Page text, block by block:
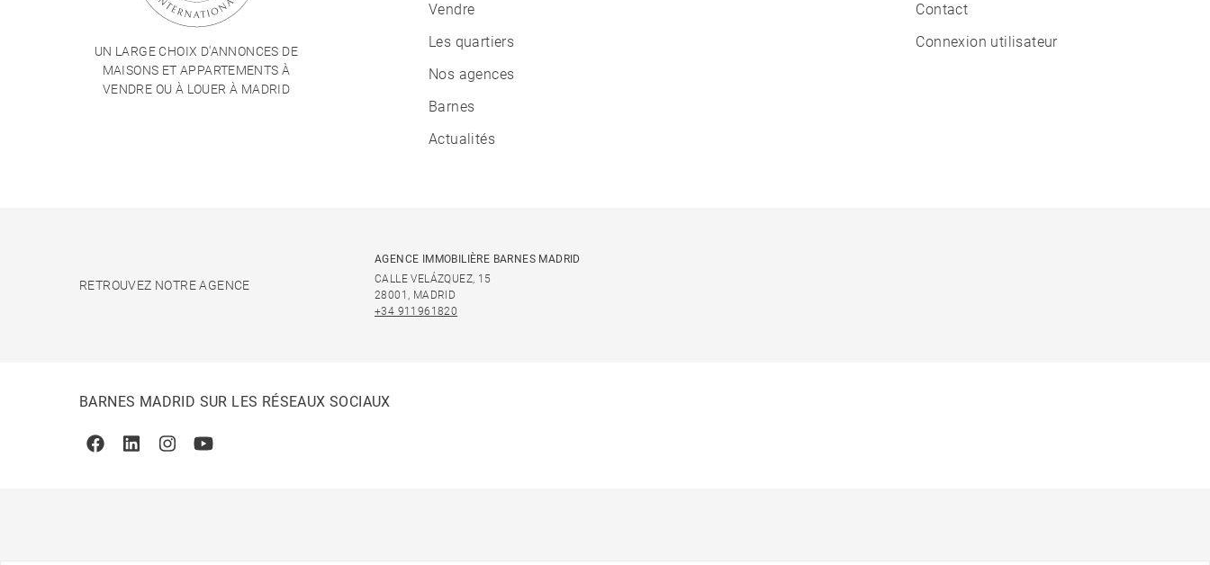
UN LARGE CHOIX D'ANNONCES DE
MAISONS ET APPARTEMENTS À
VENDRE OU À LOUER À MADRID
Vendre
Les quartiers
Nos agences
Barnes
Actualités
Contact
Connexion utilisateur
RETROUVEZ NOTRE AGENCE
AGENCE IMMOBILIÈRE BARNES MADRID
CALLE VELÁZQUEZ, 15
28001, MADRID
+34 911961820
BARNES MADRID SUR LES RÉSEAUX SOCIAUX
FacebookLinkedinInstagramYoutube